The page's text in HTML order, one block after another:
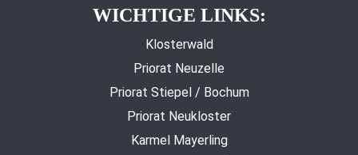
WICHTIGE LINKS:
Klosterwald
Priorat Neuzelle
Priorat Stiepel / Bochum
Priorat Neukloster
Karmel Mayerling